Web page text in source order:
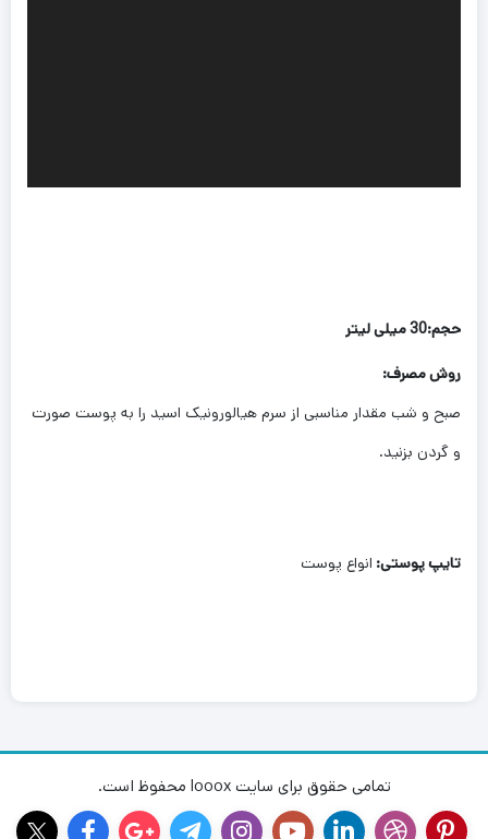
حجم:30 میلی لیتر
روشمصرف:
صبح و شب مقدار مناسبی از سرم هیالورونیک اسید را به پوست صورت
و گردن بزنید.
تایپ پوستی: انواع پوست
تمامی حقوق برای سایت looox محفوظ است.